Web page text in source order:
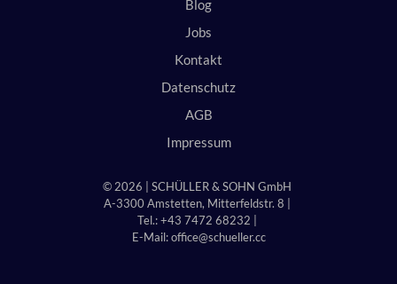
© 2026 | SCHÜLLER & SOHN GmbH
A-3300 Amstetten, Mitterfeldstr. 8 |
Tel.: +43 7472 68232 |
E-Mail:office@schueller.cc
Blog
Jobs
Kontakt
Datenschutz
AGB
Impressum